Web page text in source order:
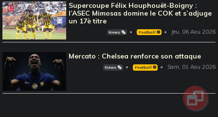
Supercoupe Félix Houphouët-Boigny :
l’ASEC Mimosas domine le COK et s’adjuge
un 17è titre
News 🗞️ Football ⚽️ Jeu, 06 Aou 2026
Mercato : Chelsea renforce son attaque
News 🗞️ Football ⚽️ Sam, 01 Aou 2026